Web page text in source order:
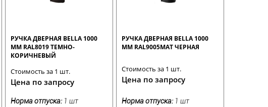
РУЧКА ДВЕРНАЯ BELLA 1000
ММ RAL8019 ТЕМНО-
КОРИЧНЕВЫЙ
Стоимость за 1 шт.
Цена по запросу
Норма отпуска:1 шт
РУЧКА ДВЕРНАЯ BELLA 1000
ММ RAL9005MAT ЧЕРНАЯ
Стоимость за 1 шт.
Цена по запросу
Норма отпуска: 1 шт